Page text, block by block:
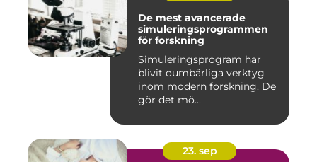
De mest avancerade
simuleringsprogrammen
för forskning
Simuleringsprogram har
blivit oumbärliga verktyg
inom modern forskning. De
gör det mö...
23. sep